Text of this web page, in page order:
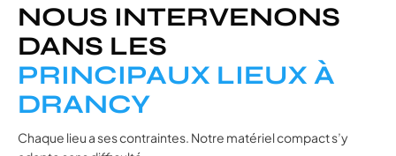
NOUS INTERVENONS
DANS LES
PRINCIPAUX LIEUX À
DRANCY
Chaque lieu a ses contraintes. Notre matériel compact s’y